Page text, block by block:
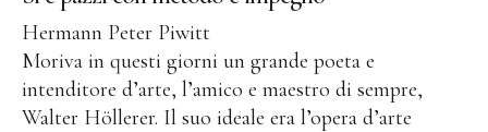
Informazione legale
Protezione dei dati
Hermann Peter Piwitt
Moriva in questi giorni un grande poeta e
intenditore d’arte, l’amico e maestro di sempre,
Walter Höllerer. Il suo ideale era l’opera d’arte